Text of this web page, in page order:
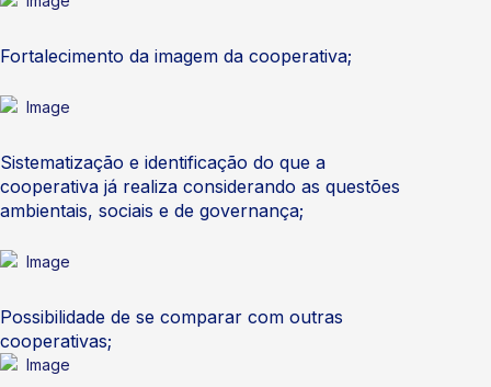
Fortalecimento da imagem da cooperativa;
Sistematização e identificação do que a
cooperativa já realiza considerando as questões
ambientais, sociais e de governança;
Possibilidade de se comparar com outras
cooperativas;